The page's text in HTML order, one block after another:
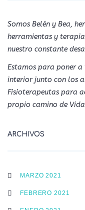
Somos Belén y Bea,
herramientas y
nuestro constante
Estamos para poner
interior junto con los
Fisioterapeutas para
propio camino de
ARCHIVOS
MARZO 2021
FEBRERO 2021